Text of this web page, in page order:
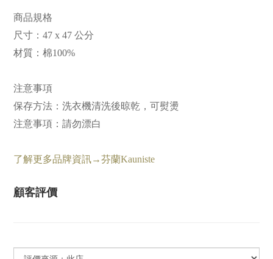
商品規格
尺寸：47 x 47 公分
材質：棉100%
注意事項
保存方法：洗衣機清洗後晾乾，可熨燙
注意事項：請勿漂白
了解更多品牌資訊→芬蘭Kauniste
顧客評價